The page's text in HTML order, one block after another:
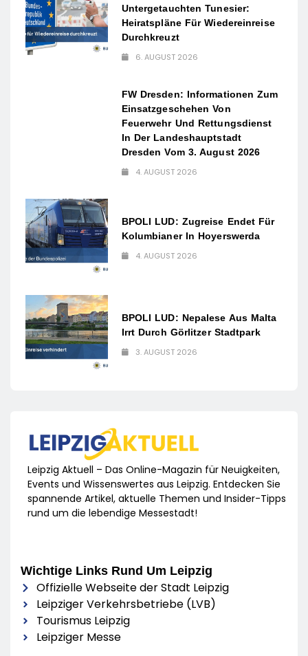
Untergetauchten Tunesier:
Heiratspläne Für Wiedereinreise
Durchkreuzt
6. AUGUST 2026
FW Dresden: Informationen Zum
Einsatzgeschehen Von
Feuerwehr Und Rettungsdienst
In Der Landeshauptstadt
Dresden Vom 3. August 2026
4. AUGUST 2026
BPOLI LUD: Zugreise Endet Für
Kolumbianer In Hoyerswerda
4. AUGUST 2026
BPOLI LUD: Nepalese Aus Malta
Irrt Durch Görlitzer Stadtpark
3. AUGUST 2026
Leipzig Aktuell – Das Online-Magazin für Neuigkeiten,
Events und Wissenswertes aus Leipzig. Entdecken Sie
spannende Artikel, aktuelle Themen und Insider-Tipps
rund um die lebendige Messestadt!
Wichtige Links Rund Um Leipzig
Offizielle Webseite der Stadt Leipzig
Leipziger Verkehrsbetriebe (LVB)
Tourismus Leipzig
Leipziger Messe